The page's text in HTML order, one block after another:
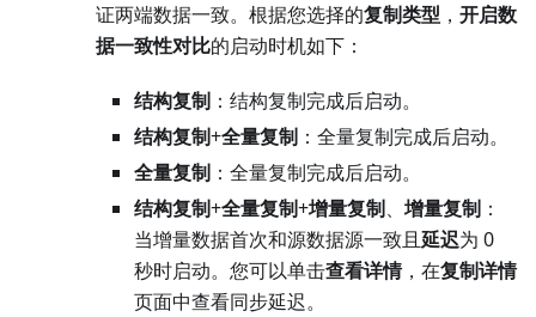
证两端数据一致。根据您选择的复制类型 ， 开启数
据一致性对比的启动时机如下：
结构复制 ：结构复制完成后启动。
结构复制+全量复制 ：全量复制完成后启动。
全量复制 ：全量复制完成后启动。
结构复制+全量复制+增量复制、 增量复制 ：
当增量数据首次和源数据源一致且延迟为 0
秒时启动。您可以单击查看详情，在复制详情
页面中查看同步延迟。